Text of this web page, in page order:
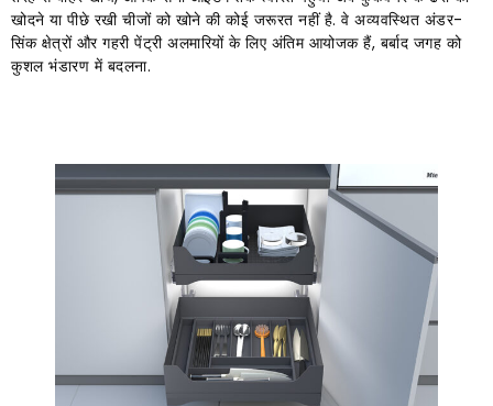
खोदने या पीछे रखी चीजों को खोने की कोई जरूरत नहीं है. वे अव्यवस्थित अंडर-
सिंक क्षेत्रों और गहरी पेंट्री अलमारियों के लिए अंतिम आयोजक हैं, बर्बाद जगह को
कुशल भंडारण में बदलना.